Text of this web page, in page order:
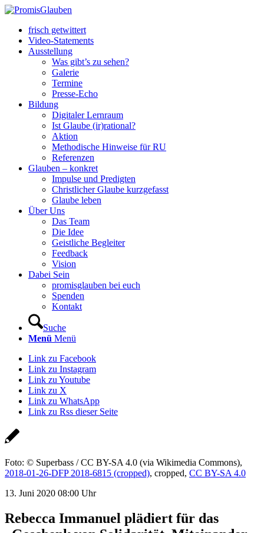
frisch getwittert
Video-Statements
Ausstellung
Was gibt’s zu sehen?
Galerie
Termine
Presse-Echo
Bildung
Digitaler Lernraum
Ist Glaube (ir)rational?
Aktion
Methodische Hinweise für RU
Referenzen
Glauben – konkret
Impulse und Predigten
Christlicher Glaube kurzgefasst
Glaube leben
Über Uns
Das Team
Die Idee
Geistliche Begleiter
Feedback
Vision
Dabei Sein
promisglauben bei euch
Spenden
Kontakt
Suche
Menü Menü
Link zu Facebook
Link zu Instagram
Link zu Youtube
Link zu X
Link zu WhatsApp
Link zu Rss dieser Seite
Foto: © Superbass / CC BY-SA 4.0 (via Wikimedia Commons),
2018-01-26-DFP 2018-6815 (cropped), cropped, CC BY-SA 4.0
13. Juni 2020 08:00 Uhr
Rebecca Immanuel plädiert für das